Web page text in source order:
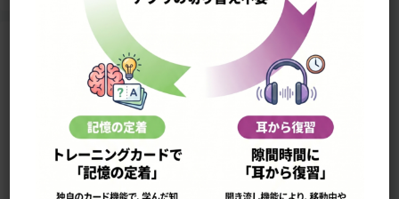
このサイトについて
単語の検索法
ローマ字表
よくある検索ミス！